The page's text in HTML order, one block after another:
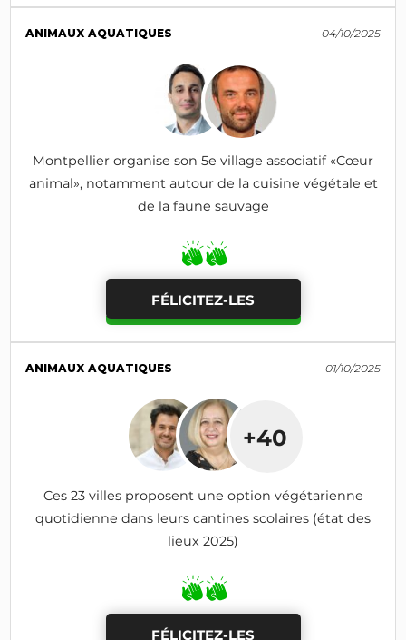
ANIMAUX AQUATIQUES 04/10/2025
Montpellier organise son 5e village associatif «Cœur
animal», notamment autour de la cuisine végétale et
de la faune sauvage
FÉLICITEZ-LES
ANIMAUX AQUATIQUES 01/10/2025
+40
Ces 23 villes proposent une option végétarienne
quotidienne dans leurs cantines scolaires (état des
lieux 2025)
FÉLICITEZ-LES